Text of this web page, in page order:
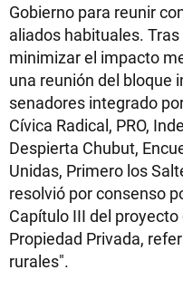
Gobierno para reunir
aliados habituales.
minimizar el impacto
una reunión del bloque
senadores integrado
Cívica Radical, PRO,
Despierta Chubut,
Unidas, Primero los
resolvió por consenso
Capítulo III del
Propiedad Privada,
rurales".